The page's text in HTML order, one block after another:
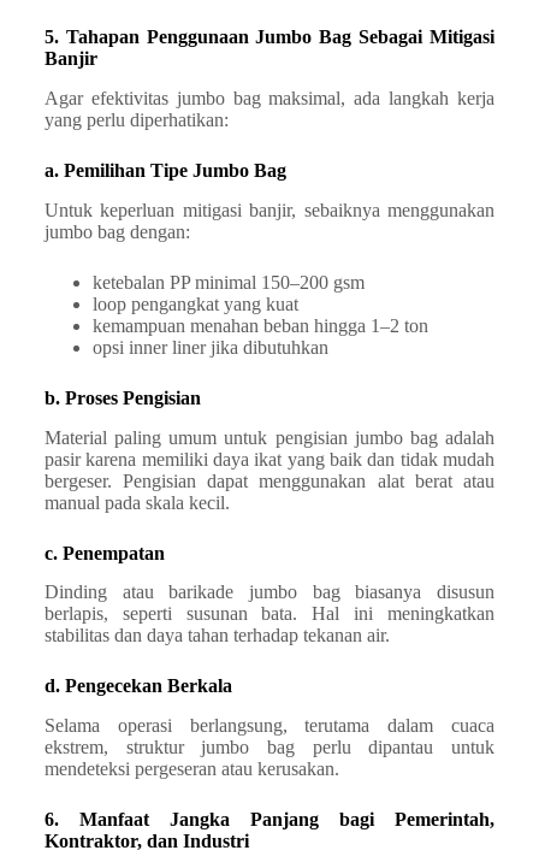
5. Tahapan Penggunaan Jumbo Bag Sebagai Mitigasi
Banjir
Agar efektivitas jumbo bag maksimal, ada langkah kerja
yang perlu diperhatikan:
a. Pemilihan Tipe Jumbo Bag
Untuk keperluan mitigasi banjir, sebaiknya menggunakan
jumbo bag dengan:
ketebalan PP minimal 150–200 gsm
loop pengangkat yang kuat
kemampuan menahan beban hingga 1–2 ton
opsi inner liner jika dibutuhkan
b. Proses Pengisian
Material paling umum untuk pengisian jumbo bag adalah
pasir karena memiliki daya ikat yang baik dan tidak mudah
bergeser. Pengisian dapat menggunakan alat berat atau
manual pada skala kecil.
c. Penempatan
Dinding atau barikade jumbo bag biasanya disusun
berlapis, seperti susunan bata. Hal ini meningkatkan
stabilitas dan daya tahan terhadap tekanan air.
d. Pengecekan Berkala
Selama operasi berlangsung, terutama dalam cuaca
ekstrem, struktur jumbo bag perlu dipantau untuk
mendeteksi pergeseran atau kerusakan.
6. Manfaat Jangka Panjang bagi Pemerintah,
Kontraktor, dan Industri